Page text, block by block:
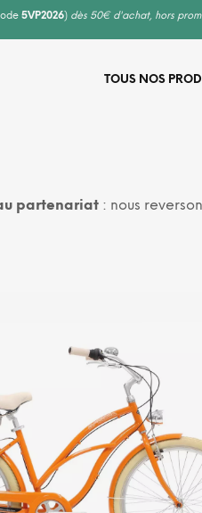
5VP2026) dès 50€ d'achat, hors
TOUS NOS
partenariat : nous